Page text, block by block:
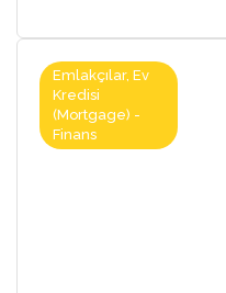
Emlakçılar, Ev
Kredisi
(Mortgage) -
Finans